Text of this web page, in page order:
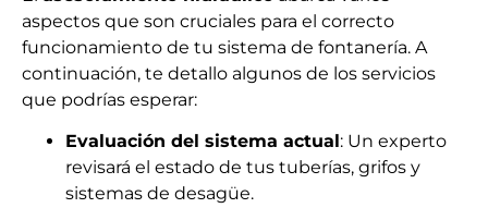
aspectos que son cruciales para el correcto
funcionamiento de tu sistema de fontanería. A
continuación, te detallo algunos de los servicios
que podrías esperar:
Evaluación del sistema actual: Un experto
revisará el estado de tus tuberías, grifos y
sistemas de desagüe.